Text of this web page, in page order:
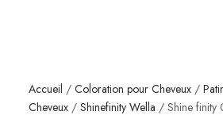
Accueil / Coloration pour Cheveux /
Cheveux / Shinefinity Wella / Shine